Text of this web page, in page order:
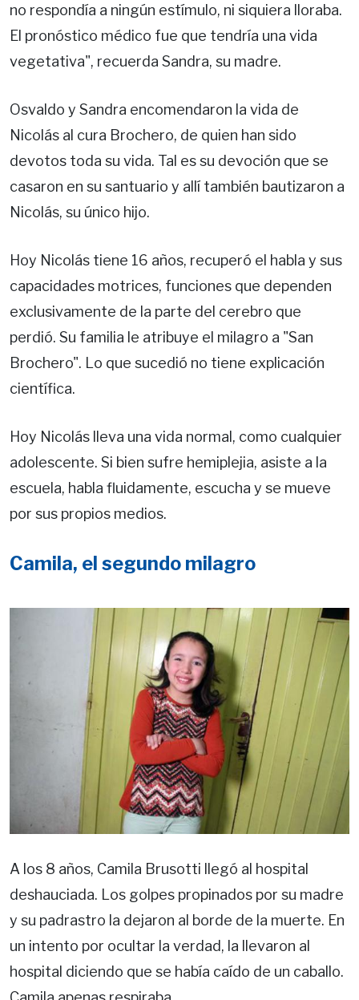
no respondía a ningún estímulo, ni siquiera lloraba.
El pronóstico médico fue que tendría una vida
vegetativa", recuerda Sandra, su madre.
Osvaldo y Sandra encomendaron la vida de
Nicolás al cura Brochero, de quien han sido
devotos toda su vida. Tal es su devoción que se
casaron en su santuario y allí también bautizaron a
Nicolás, su único hijo.
Hoy Nicolás tiene 16 años, recuperó el habla y sus
capacidades motrices, funciones que dependen
exclusivamente de la parte del cerebro que
perdió. Su familia le atribuye el milagro a "San
Brochero". Lo que sucedió no tiene explicación
científica.
Hoy Nicolás lleva una vida normal, como cualquier
adolescente. Si bien sufre hemiplejia, asiste a la
escuela, habla fluidamente, escucha y se mueve
por sus propios medios.
Camila, el segundo milagro
A los 8 años, Camila Brusotti llegó al hospital
deshauciada. Los golpes propinados por su madre
y su padrastro la dejaron al borde de la muerte. En
un intento por ocultar la verdad, la llevaron al
hospital diciendo que se había caído de un caballo.